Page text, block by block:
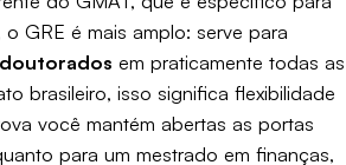
GRE é mais amplo: serve para
em praticamente todas as
brasileiro, isso significa flexibilidade
você mantém abertas as portas
para um mestrado em finanças,